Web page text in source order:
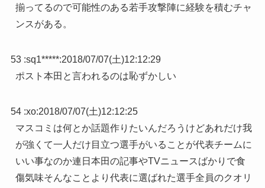
揃ってるので可能性のある若手攻撃陣に経験を積むチャ
ンスがある。
53 :sq1*****:2018/07/07(土)12:12:29
ポスト本田と言われるのは恥ずかしい
54 :xo:2018/07/07(土)12:12:25
マスコミは何とか話題作りたいんだろうけどあれだけ我
が強くて一人だけ目立つ選手がいることが代表チームに
いい事なのか連日本田の記事やTVニュースばかりで食
傷気味そんなことより代表に選ばれた選手全員のクオリ